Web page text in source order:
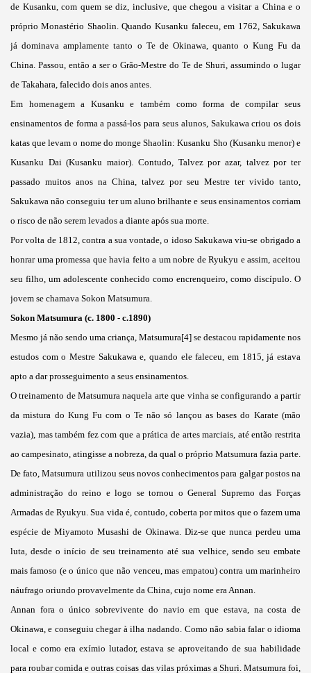
de Kusanku, com quem se diz, inclusive, que chegou a visitar a China e o
próprio Monastério Shaolin. Quando Kusanku faleceu, em 1762, Sakukawa
já dominava amplamente tanto o Te de Okinawa, quanto o Kung Fu da
China. Passou, então a ser o Grão-Mestre do Te de Shuri, assumindo o lugar
de Takahara, falecido dois anos antes.
Em homenagem a Kusanku e também como forma de compilar seus
ensinamentos de forma a passá-los para seus alunos, Sakukawa criou os dois
katas que levam o nome do monge Shaolin: Kusanku Sho (Kusanku menor) e
Kusanku Dai (Kusanku maior). Contudo, Talvez por azar, talvez por ter
passado muitos anos na China, talvez por seu Mestre ter vivido tanto,
Sakukawa não conseguiu ter um aluno brilhante e seus ensinamentos corriam
o risco de não serem levados a diante após sua morte.
Por volta de 1812, contra a sua vontade, o idoso Sakukawa viu-se obrigado a
honrar uma promessa que havia feito a um nobre de Ryukyu e assim, aceitou
seu filho, um adolescente conhecido como encrenqueiro, como discípulo. O
jovem se chamava Sokon Matsumura.
Sokon Matsumura (c. 1800 - c.1890)
Mesmo já não sendo uma criança, Matsumura[4] se destacou rapidamente nos
estudos com o Mestre Sakukawa e, quando ele faleceu, em 1815, já estava
apto a dar prosseguimento a seus ensinamentos.
O treinamento de Matsumura naquela arte que vinha se configurando a partir
da mistura do Kung Fu com o Te não só lançou as bases do Karate (mão
vazia), mas também fez com que a prática de artes marciais, até então restrita
ao campesinato, atingisse a nobreza, da qual o próprio Matsumura fazia parte.
De fato, Matsumura utilizou seus novos conhecimentos para galgar postos na
administração do reino e logo se tornou o General Supremo das Forças
Armadas de Ryukyu. Sua vida é, contudo, coberta por mitos que o fazem uma
espécie de Miyamoto Musashi de Okinawa. Diz-se que nunca perdeu uma
luta, desde o início de seu treinamento até sua velhice, sendo seu embate
mais famoso (e o único que não venceu, mas empatou) contra um marinheiro
náufrago oriundo provavelmente da China, cujo nome era Annan.
Annan fora o único sobrevivente do navio em que estava, na costa de
Okinawa, e conseguiu chegar à ilha nadando. Como não sabia falar o idioma
local e como era exímio lutador, estava se aproveitando de sua habilidade
para roubar comida e outras coisas das vilas próximas a Shuri. Matsumura foi,